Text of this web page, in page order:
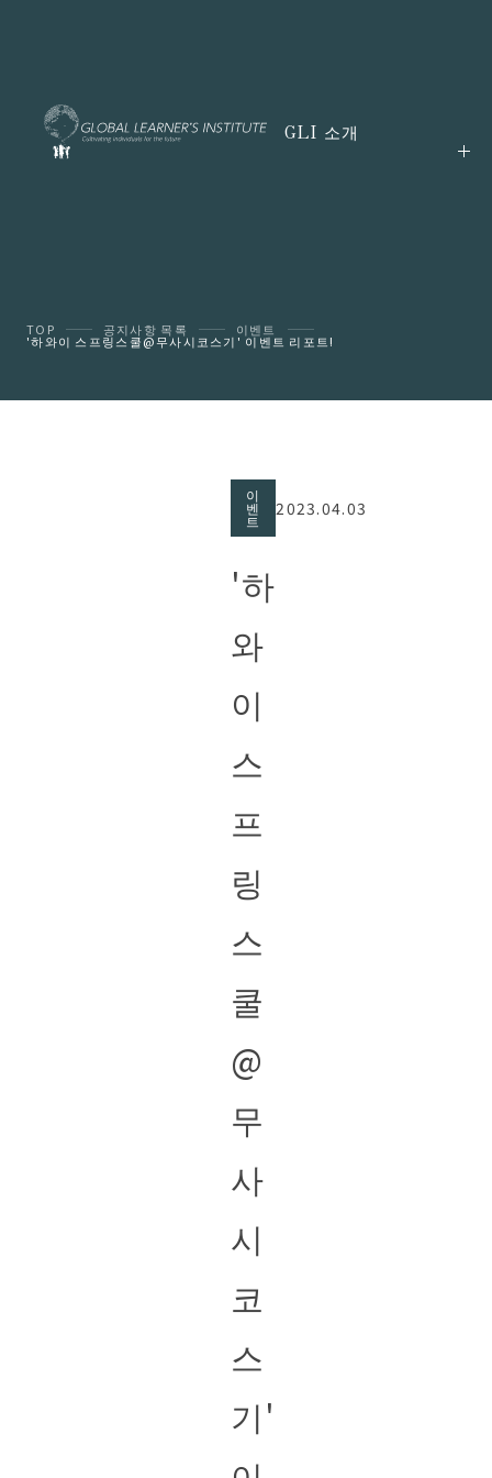
GLI 소개
TOP 공지사항 목록 이벤트
'하와이 스프링스쿨@무사시코스기' 이벤트 리포트!
이
벤
트
2023.04.03
'하
와
이
스
프
링
스
쿨
@
무
사
시
코
스
기'